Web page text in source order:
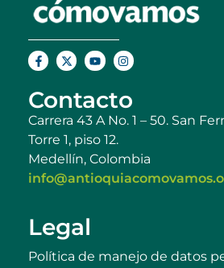
Contacto
Carrera 43 A No. 1 – 50. San
Torre 1, piso 12.
Medellín, Colombia
Legal
Política de manejo de datos